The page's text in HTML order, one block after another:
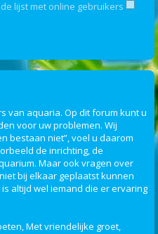
lijst met online gebruikers
van aquaria. Op dit forum kunt u
voor uw problemen. Wij
bestaan niet”, voel u daarom
de inrichting, de
Maar ook vragen over
bij elkaar geplaatst kunnen
altijd wel iemand die er ervaring
Met vriendelijke groet,